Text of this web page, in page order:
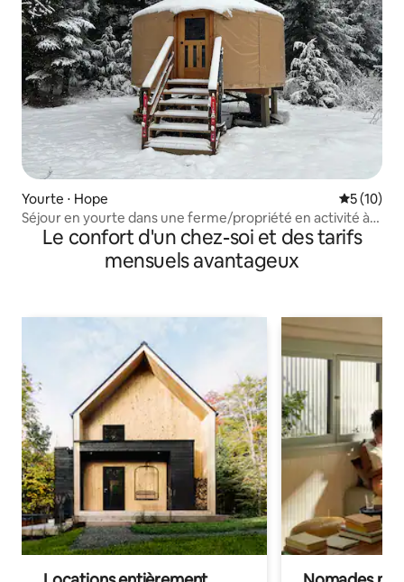
Yourte ⋅ Hope
5 (10)
Séjour en yourte dans une ferme/propriété en activité à
Hope.Le confort d'un chez-soi et des tarifs
mensuels avantageux